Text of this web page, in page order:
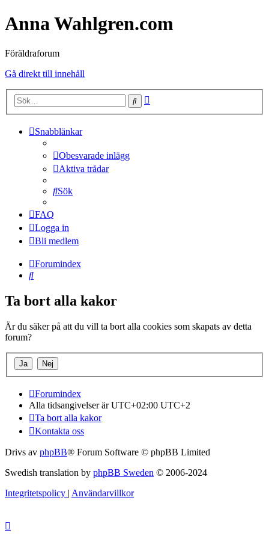
Anna Wahlgren.com
Föräldraforum
Gå direkt till innehåll
Sök
Snabblänkar
Obesvarade inlägg
Aktiva trådar
Sök
FAQ
Logga in
Bli medlem
Forumindex
Sök
Ta bort alla kakor
Är du säker på att du vill ta bort alla cookies som skapats av detta
forum?
Forumindex
Alla tidsangivelser är UTC+02:00 UTC+2
Ta bort alla kakor
Kontakta oss
Drivs av phpBB® Forum Software © phpBB Limited
Swedish translation by phpBB Sweden © 2006-2024
Integritetspolicy | Användarvillkor